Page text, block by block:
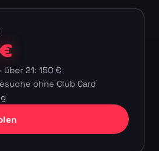
über 21: 150 €
ohne Club Card